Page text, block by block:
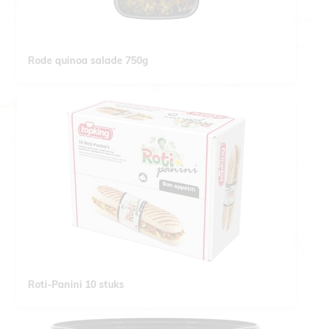
Rode quinoa salade 750g
Roti-Panini 10 stuks